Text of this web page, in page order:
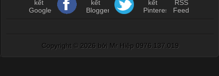
Copyright © 2026 bởi Mr Hiệp 0976.137.019